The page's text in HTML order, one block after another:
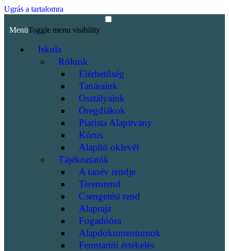
Ugrás a tartalomra
MenüToggle menu visibility
Iskola
Rólunk
Elérhetőség
Tanáraink
Osztályaink
Öregdiákok
Piarista Alapítvány
Kórus
Alapító oklevél
Tájékoztatók
A tanév rendje
Teremrend
Csengetési rend
Alaprajz
Fogadóóra
Alapdokumentumok
Fenntartói értékelés